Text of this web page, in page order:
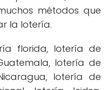
métodos que
la lotería.
florida, lotería de
lotería de
lotería de